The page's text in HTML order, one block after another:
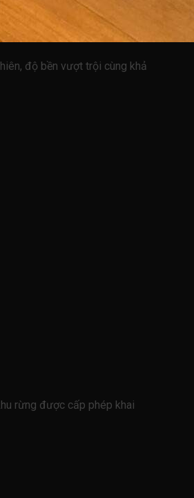
độ bền vượt trội cùng khả
rừng được cấp phép khai